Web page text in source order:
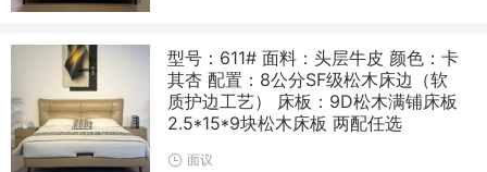
型号：611# 面料：头层牛皮 颜色：卡
其杏 配置：8公分SF级松木床边（软
质护边工艺） 床板：9D松木满铺床板
2.5*15*9块松木床板 两配任选
面议